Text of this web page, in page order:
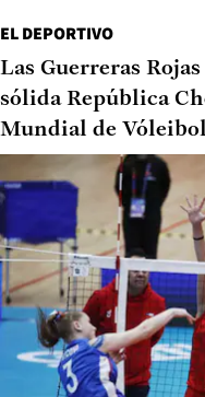
EL DEPORTIVO
Las Guerreras
sólida República
Mundial de Vóleibol